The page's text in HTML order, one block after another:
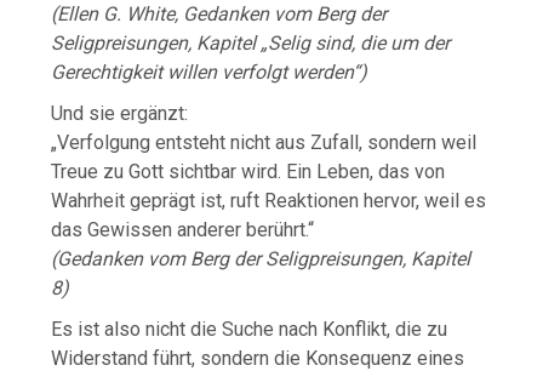
(Ellen G. White, Gedanken vom Berg der
Seligpreisungen, Kapitel „Selig sind, die um der
Gerechtigkeit willen verfolgt werden“)
Und sie ergänzt:
„Verfolgung entsteht nicht aus Zufall, sondern weil
Treue zu Gott sichtbar wird. Ein Leben, das von
Wahrheit geprägt ist, ruft Reaktionen hervor, weil es
das Gewissen anderer berührt.“
(Gedanken vom Berg der Seligpreisungen, Kapitel
8)
Es ist also nicht die Suche nach Konflikt, die zu
Widerstand führt, sondern die Konsequenz eines